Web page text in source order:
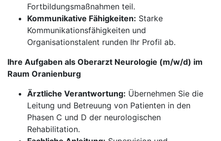
Fortbildungsmaßnahmen teil.
Kommunikative Fähigkeiten: Starke
Kommunikationsfähigkeiten und
Organisationstalent runden Ihr Profil ab.
Ihre Aufgaben als Oberarzt Neurologie (m/w/d) im
Raum Oranienburg
Ärztliche Verantwortung: Übernehmen Sie die
Leitung und Betreuung von Patienten in den
Phasen C und D der neurologischen
Rehabilitation.